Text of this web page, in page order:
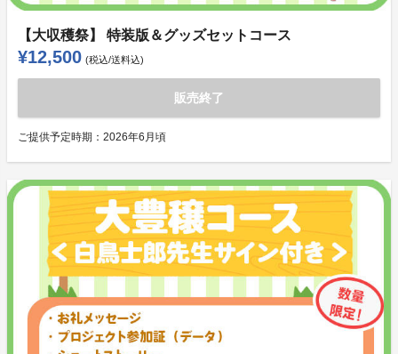
【大収穫祭】 特装版＆グッズセットコース
¥12,500 (税込/送料込)
販売終了
ご提供予定時期： 2026年6月頃